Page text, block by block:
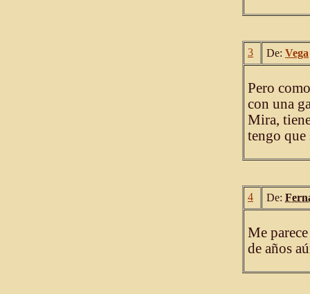
3 De: Vega
Pero
con una
Mira,
tengo que
4 De:
Me
de años